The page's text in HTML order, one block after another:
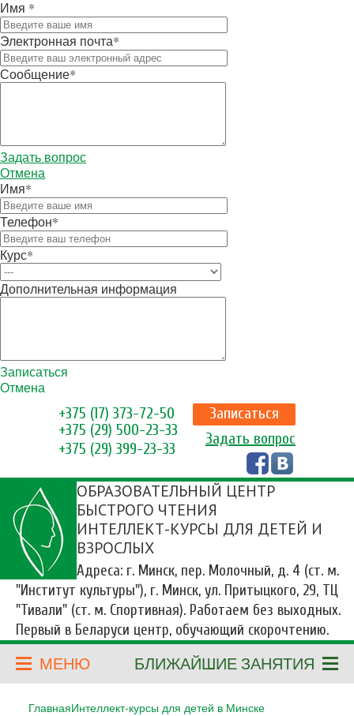
Имя *
Электронная почта*
Сообщение*
Задать вопрос
Отмена
Имя*
Телефон*
Курс*
Дополнительная информация
Записаться
Отмена
+375 (17) 373-72-50
Записаться
Задать вопрос
+375 (29) 500-23-33
+375 (29) 399-23-33
ОБРАЗОВАТЕЛЬНЫЙ ЦЕНТР
БЫСТРОГО ЧТЕНИЯ
ИНТЕЛЛЕКТ-КУРСЫ ДЛЯ ДЕТЕЙ И
ВЗРОСЛЫХ
Адреса: г. Минск, пер. Молочный, д. 4 (ст. м.
"Институт культуры"), г. Минск, ул. Притыцкого, 29, ТЦ
"Тивали" (ст. м. Спортивная). Работаем без выходных.
Первый в Беларуси центр, обучающий скорочтению.
МЕНЮ БЛИЖАЙШИЕ ЗАНЯТИЯ
ГлавнаяИнтеллект-курсы для детей в Минске